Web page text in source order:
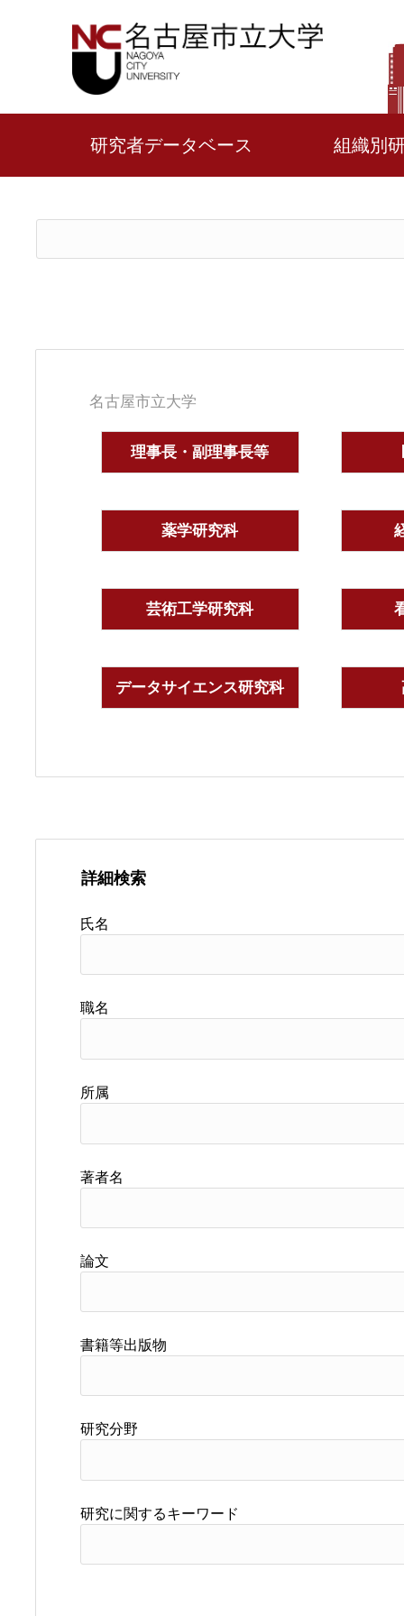
研究者データベース 組織別
名古屋市立大学
理事長・副理事長等
薬学研究科
芸術工学研究科
データサイエンス研究科
詳細検索
氏名
職名
所属
著者名
論文
書籍等出版物
研究分野
研究に関するキーワード